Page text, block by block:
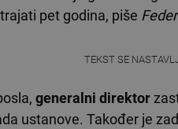
pet godina, piše
TEKST SE
generalni direktor
ustanove. Također je